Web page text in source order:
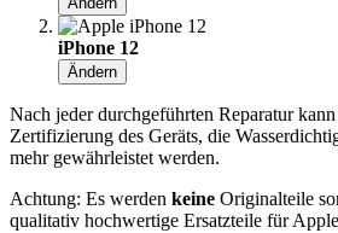
iPhone 12
Ändern
Nach jeder durchgeführten Reparatur
Zertifizierung des Geräts, die
mehr gewährleistet werden.
Achtung: Es werden keine Originalteile
qualitativ hochwertige Ersatzteile für